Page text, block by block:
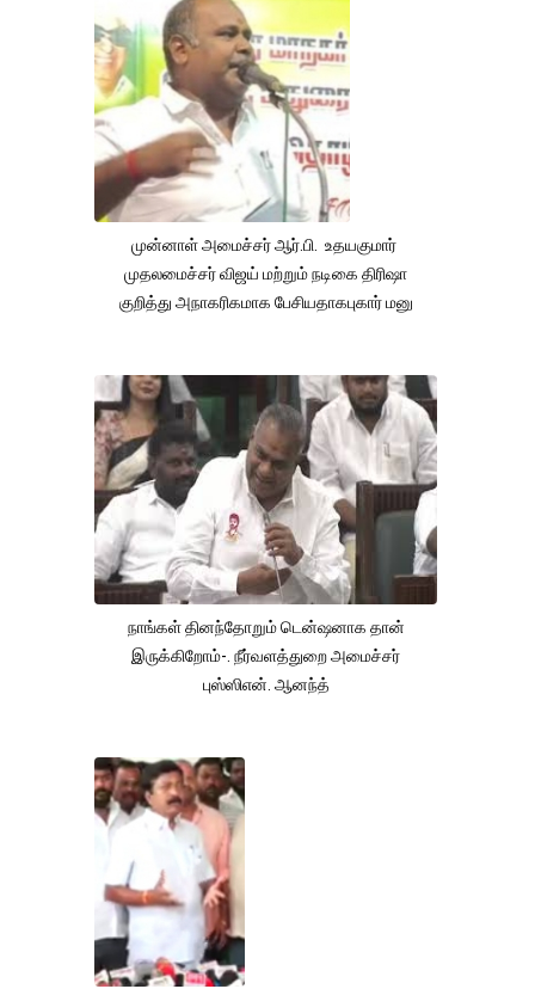
முன்னாள் அமைச்சர் ஆர்.பி. உதயகுமார்
முதலமைச்சர் விஜய் மற்றும் நடிகை திரிஷா
குறித்து அநாகரிகமாக பேசியதாகபுகார் மனு
நாங்கள் தினந்தோறும் டென்ஷனாக தான்
இருக்கிறோம்-. நீர்வளத்துறை அமைச்சர்
புஸ்ஸிஎன். ஆனந்த்